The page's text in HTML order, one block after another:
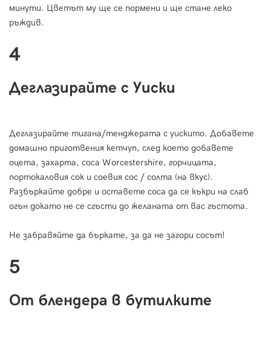
минути. Цветът му ще се пормени и ще стане леко
ръждив.
4
Деглазирайте с Уиски
Деглазирайте тигана/тенджерата с уискито. Добавете
домашно приготвения кетчуп, след което добавете
оцета, захарта, соса Worcestershire, горчицата,
портокаловия сок и соевия сос / солта (на вкус).
Разбъркайте добре и оставете соса да се къкри на слаб
огън докато не се сгъсти до желаната от вас гъстота.
Не забравяйте да бъркате, за да не загори сосът!
5
От блендера в бутилките